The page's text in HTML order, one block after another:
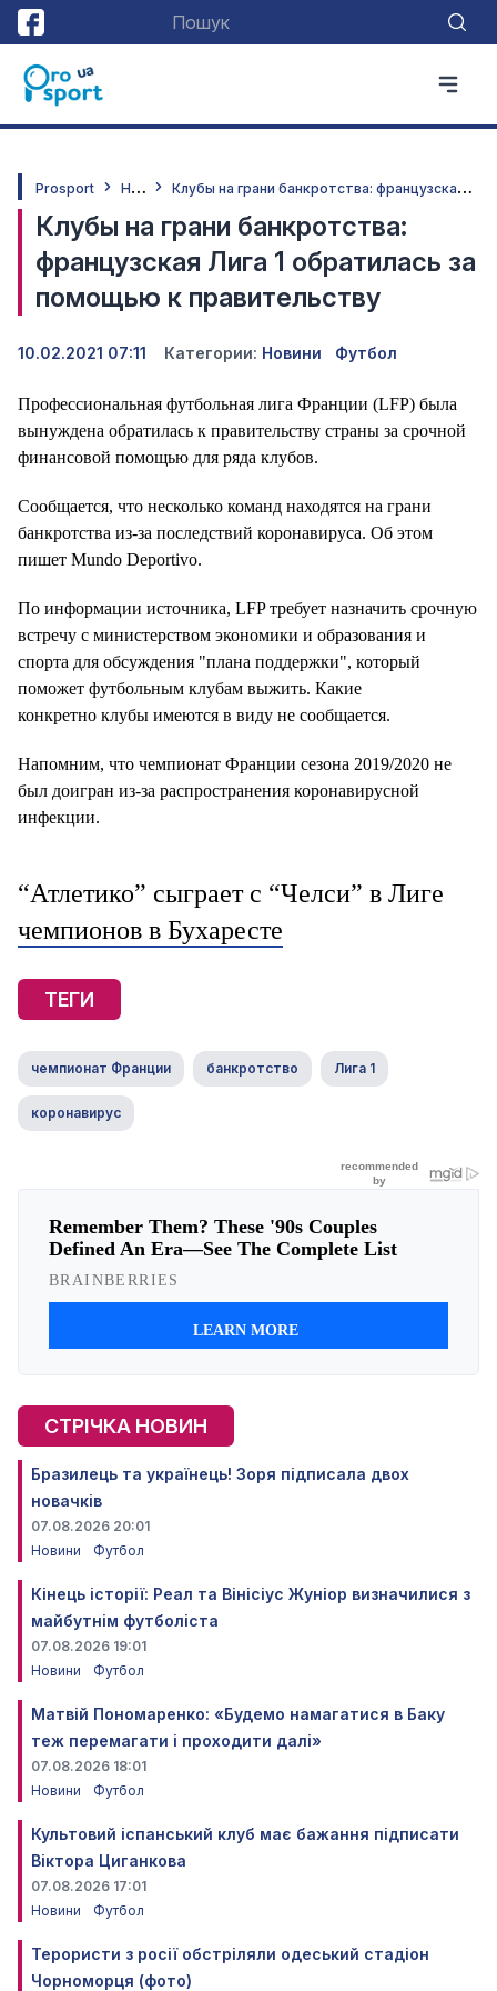
Prosport Н
овини К
лубы на грани банкротства: французская Лига 1 обратилась за помощью к правительству
Клубы на грани банкротства:
французская Лига 1 обратилась за
помощью к правительству
10.02.2021 07:11 Категории: Новини Футбол
Профессиональная футбольная лига Франции (LFP) была
вынуждена обратилась к правительству страны за срочной
финансовой помощью для ряда клубов.
Сообщается, что несколько команд находятся на грани
банкротства из-за последствий коронавируса. Об этом
пишет Mundo Deportivo.
По информации источника, LFP требует назначить срочную
встречу с министерством экономики и образования и
спорта для обсуждения "плана поддержки", который
поможет футбольным клубам выжить. Какие
конкретно клубы имеются в виду не сообщается.
Напомним, что чемпионат Франции сезона 2019/2020 не
был доигран из-за распространения коронавирусной
инфекции.
“Атлетико” сыграет с “Челси” в Лиге
чемпионов в Бухаресте
ТЕГИ
чемпионат Франции банкротство Лига 1
коронавирус
СТРІЧКА НОВИН
Бразилець та українець! Зоря підписала двох
новачків
07.08.2026 20:01
Новини
Футбол
Кінець історії: Реал та Вінісіус Жуніор визначилися з
майбутнім футболіста
07.08.2026 19:01
Новини
Футбол
Матвій Пономаренко: «Будемо намагатися в Баку
теж перемагати і проходити далі»
07.08.2026 18:01
Новини
Футбол
Культовий іспанський клуб має бажання підписати
Віктора Циганкова
07.08.2026 17:01
Новини
Футбол
Терористи з росії обстріляли одеський стадіон
Чорноморця (фото)